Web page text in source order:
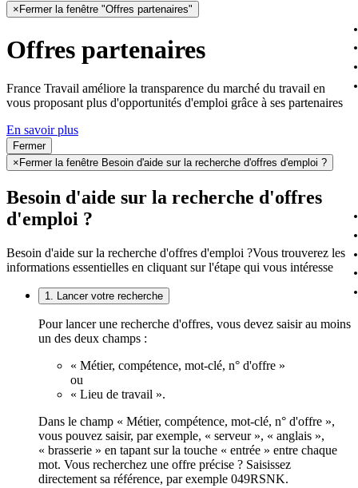
× Fermer la fenêtre "Offres partenaires"
Offres partenaires
France Travail améliore la transparence du marché du travail en
vous proposant plus d'opportunités d'emploi grâce à ses partenaires
En savoir plus
Fermer
× Fermer la fenêtre Besoin d'aide sur la recherche d'offres d'emploi ?
Besoin d'aide sur la recherche d'offres
d'emploi ?
Besoin d'aide sur la recherche d'offres d'emploi ?Vous trouverez les
informations essentielles en cliquant sur l'étape qui vous intéresse
1. Lancer votre recherche
Pour lancer une recherche d'offres, vous devez saisir au moins
un des deux champs :
« Métier, compétence, mot-clé, n° d'offre »
ou
« Lieu de travail ».
Dans le champ « Métier, compétence, mot-clé, n° d'offre »,
vous pouvez saisir, par exemple, « serveur », « anglais »,
« brasserie » en tapant sur la touche « entrée » entre chaque
mot. Vous recherchez une offre précise ? Saisissez
directement sa référence, par exemple 049RSNK.